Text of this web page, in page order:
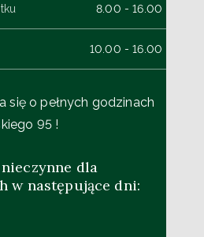
8.00 - 16.00
10.00 - 16.00
się o pełnych godzinach
95 !
dla
w następujące dni: